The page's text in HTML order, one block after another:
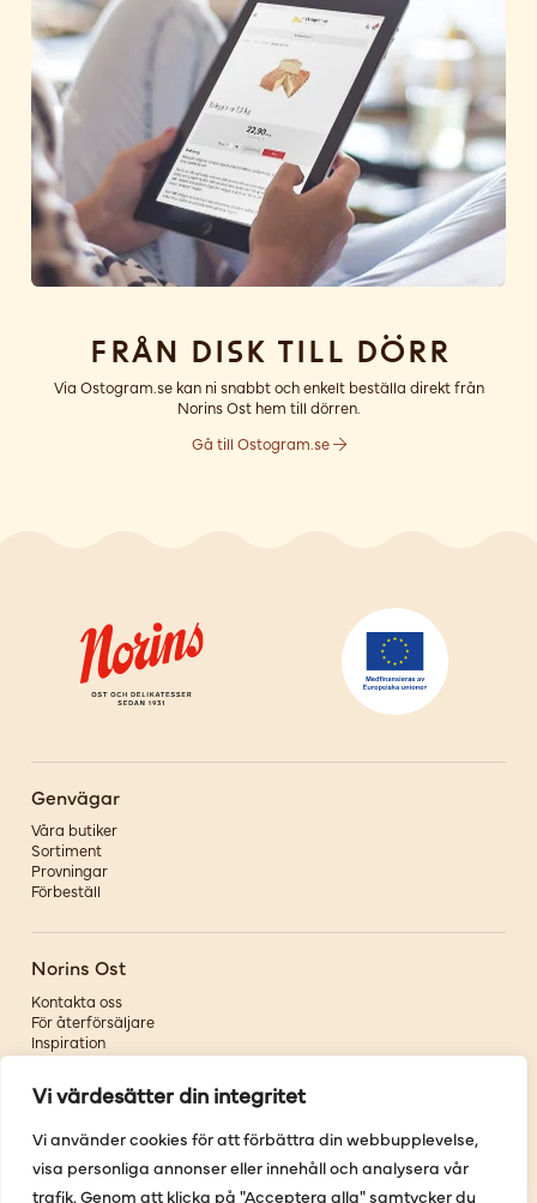
Vi värdesätter din integritet
Vi använder cookies för att förbättra din webbupplevelse,
visa personliga annonser eller innehåll och analysera vår
trafik. Genom att klicka på "Acceptera alla" samtycker du
Från disk till dörr
Via Ostogram.se kan ni snabbt och enkelt beställa direkt från
Norins Ost hem till dörren.
Gå till Ostogram.se
Genvägar
Våra butiker
Sortiment
Provningar
Förbeställ
Norins Ost
Kontakta oss
För återförsäljare
Inspiration
Om oss
Följ oss
Facebook
Instagram